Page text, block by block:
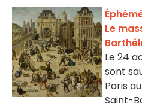
Le
Le 24
sont
Paris